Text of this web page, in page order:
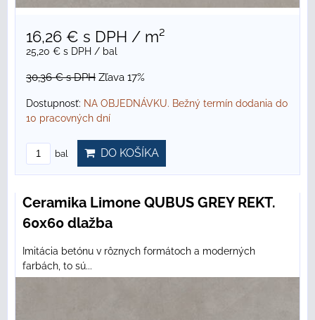
16,26 € s DPH / m²
25,20 € s DPH / bal
30,36 €s DPH Zľava 17%
Dostupnosť: NA OBJEDNÁVKU. Bežný termín dodania do
10 pracovných dní
bal DO KOŠÍKA
Ceramika Limone QUBUS GREY REKT.
60x60 dlažba
Imitácia betónu v rôznych formátoch a moderných
farbách, to sú...